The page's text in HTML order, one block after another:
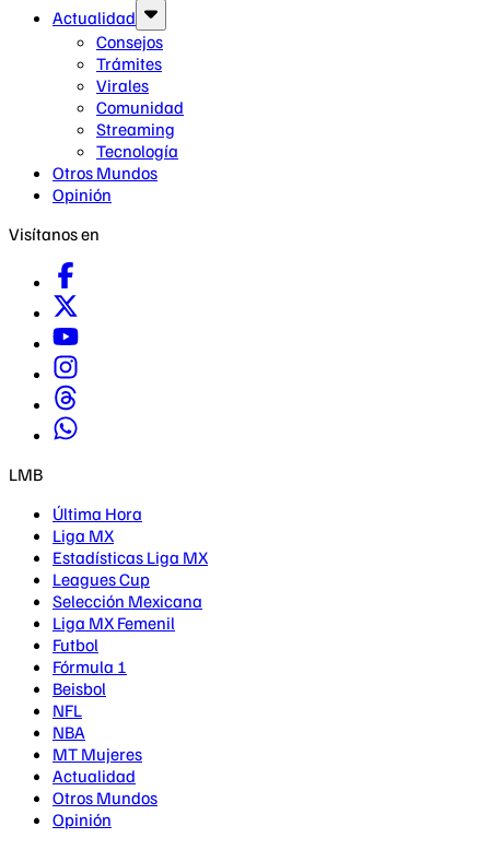
Actualidad
Consejos
Trámites
Virales
Comunidad
Streaming
Tecnología
Otros Mundos
Opinión
Visítanos en
LMB
Última Hora
Liga MX
Estadísticas Liga MX
Leagues Cup
Selección Mexicana
Liga MX Femenil
Futbol
Fórmula 1
Beisbol
NFL
NBA
MT Mujeres
Actualidad
Otros Mundos
Opinión